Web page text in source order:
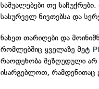
საშუალებები თუ
სასურველ ნივთებსა და
ნახეთ თარიღები და
რომლებშიც ყველაზე მეტ
რაოდენობა შეზღუდული არ
ისარგებლოთ, რამდენითაც